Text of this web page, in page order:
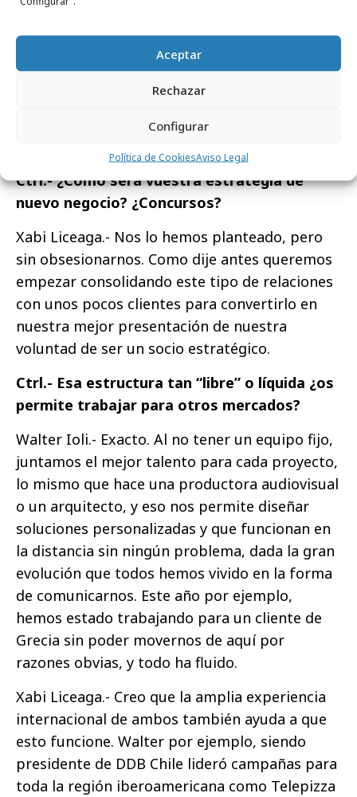
Aceptar
Rechazar
Configurar
Política de CookiesAviso Legal
crear una estructura adaptada a las
necesidades del cliente contando muchas
veces con sus propios recursos interno; por
ecommerce. Hemos trabajado tan
estrechamente que podemos decir que ellos
Ctrl.- ¿Cómo será vuestra estrategia de
nuevo negocio? ¿Concursos?
Xabi Liceaga.- Nos lo hemos planteado, pero
sin obsesionarnos. Como dije antes queremos
empezar consolidando este tipo de relaciones
con unos pocos clientes para convertirlo en
nuestra mejor presentación de nuestra
voluntad de ser un socio estratégico.
Ctrl.- Esa estructura tan “libre” o líquida ¿os
permite trabajar para otros mercados?
Walter Ioli.- Exacto. Al no tener un equipo fijo,
juntamos el mejor talento para cada proyecto,
lo mismo que hace una productora audiovisual
o un arquitecto, y eso nos permite diseñar
soluciones personalizadas y que funcionan en
la distancia sin ningún problema, dada la gran
evolución que todos hemos vivido en la forma
de comunicarnos. Este año por ejemplo,
hemos estado trabajando para un cliente de
Grecia sin poder movernos de aquí por
razones obvias, y todo ha fluido.
Xabi Liceaga.- Creo que la amplia experiencia
internacional de ambos también ayuda a que
esto funcione. Walter por ejemplo, siendo
presidente de DDB Chile lideró campañas para
toda la región iberoamericana como Telepizza